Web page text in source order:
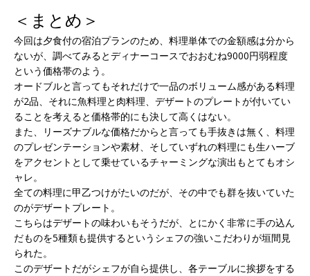
＜まとめ＞
今回は夕食付の宿泊プランのため、料理単体での金額感は分から
ないが、調べてみるとディナーコースでおおむね9000円弱程度
という価格帯のよう。
オードブルと言ってもそれだけで一品のボリューム感がある料理
が2品、それに魚料理と肉料理、デザートのプレートが付いてい
ることを考えると価格帯的にも決して高くはない。
また、リーズナブルな価格だからと言っても手抜きは無く、料理
のプレゼンテーションや素材、そしていずれの料理にも生ハーブ
をアクセントとして乗せているチャーミングな演出もとてもオシ
ャレ。
全ての料理に甲乙つけがたいのだが、その中でも群を抜いていた
のがデザートプレート。
こちらはデザートの味わいもそうだが、とにかく非常に手の込ん
だものを5種類も提供するというシェフの強いこだわりが垣間見
られた。
このデザートだがシェフが自ら提供し、各テーブルに挨拶をする